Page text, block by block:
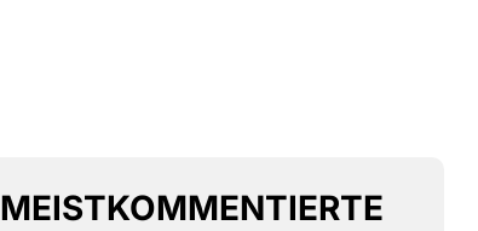
MEISTKOMMENTIERTE